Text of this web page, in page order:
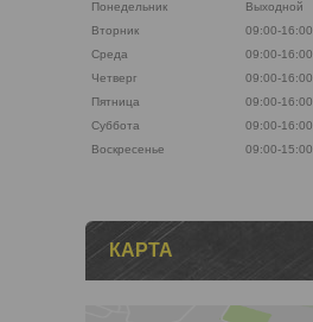
Понедельник
Выходной
Вторник
09:00-16:00
Среда
09:00-16:00
Четверг
09:00-16:00
Пятница
09:00-16:00
Суббота
09:00-16:00
Воскресенье
09:00-15:00
КАРТА